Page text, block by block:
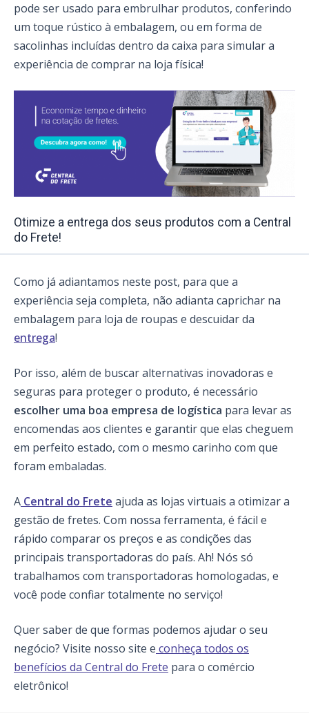
pode ser usado para embrulhar produtos, conferindo
um toque rústico à embalagem, ou em forma de
sacolinhas incluídas dentro da caixa para simular a
experiência de comprar na loja física!
Otimize a entrega dos seus produtos com a Central
do Frete!
Como já adiantamos neste post, para que a
experiência seja completa, não adianta caprichar na
embalagem para loja de roupas e descuidar da
entrega!
Por isso, além de buscar alternativas inovadoras e
seguras para proteger o produto, é necessário
escolher uma boa empresa de logística para levar as
encomendas aos clientes e garantir que elas cheguem
em perfeito estado, com o mesmo carinho com que
foram embaladas.
A Central do Frete ajuda as lojas virtuais a otimizar a
gestão de fretes. Com nossa ferramenta, é fácil e
rápido comparar os preços e as condições das
principais transportadoras do país. Ah! Nós só
trabalhamos com transportadoras homologadas, e
você pode confiar totalmente no serviço!
Quer saber de que formas podemos ajudar o seu
negócio? Visite nosso site e conheça todos os
benefícios da Central do Frete para o comércio
eletrônico!